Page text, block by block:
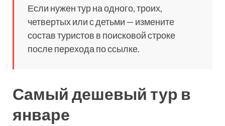
Если нужен тур на одного, троих,
четвертых или с детьми — измените
состав туристов в поисковой строке
после перехода по ссылке.
Самый дешевый тур в
январе